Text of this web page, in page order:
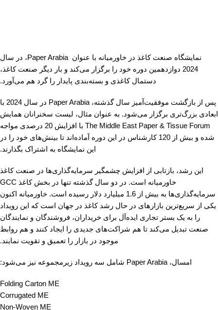
نمایشگاه صنعت کاغذ در خاورمیانه با عنوان Paper Arabia، در سال
2024 دوازدهمین دوره خود را برگزار می‌کند و بار دیگر صنعت کاغذ،
دستمال کاغذی و بسته‌بندی پایدار را گرد هم می‌آورد.
پس از بازگشت موفقیت‌آمیز سال گذشته، Paper Arabia در سال 2024 با
ابعادی بزرگ‌تری برگزار می‌شود. به عنوان مثال، لیست سخنرانان همایش
The Middle East Paper & Tissue Forum با افزایش 20 درصدی مواجه
شده و بیش از 120 کارشناس در این دوره آماده‌اند تا بینش‌های خود را در
این نمایشگاه به اشتراک بگذارند.
این رشد، بازتابی از افزایش چشمگیر سرمایه‌گذاری‌ها در صنعت کاغذ
خاورمیانه است. در دو سال گذشته تنها در بخش کاغذ GCC
سرمایه‌گذاری‌ها به بیش از 1.6 میلیارد دلار رسیده است. خاورمیانه اکنون
یکی از سریع‌ترین بازارهای در حال رشد کاغذ در جهان است که این رویداد
را به یک بستر تجاری ایده‌آل برای خریداران، فروشندگان و نمایندگان
صنعت تبدیل می‌کند تا هم شراکت‌های جدیدی را ایجاد کنند و هم روابط
موجود در بازار را تعمیق و تقویت نمایند.
امسال، Paper Arabia شامل سه رویداد زیرمجموعه نیز می‌شود:
Folding Carton ME
Corrugated ME
Non-Woven ME